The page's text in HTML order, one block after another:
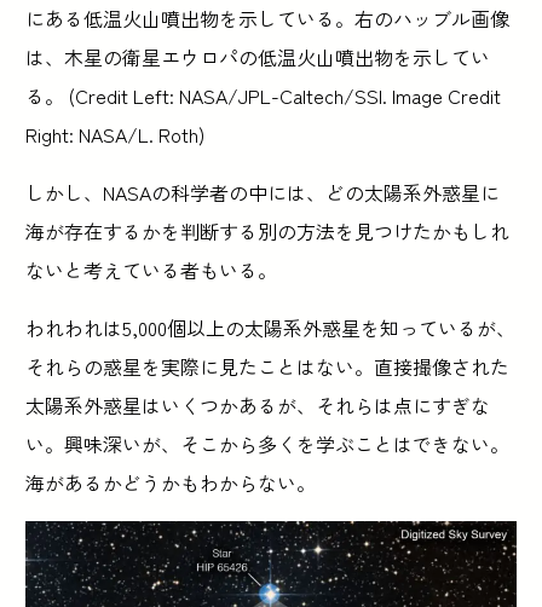
にある低温火山噴出物を示している。右のハッブル画像
は、木星の衛星エウロパの低温火山噴出物を示してい
る。 (Credit Left: NASA/JPL-Caltech/SSI. Image Credit
Right: NASA/L. Roth)
しかし、NASAの科学者の中には、どの太陽系外惑星に
海が存在するかを判断する別の方法を見つけたかもしれ
ないと考えている者もいる。
われわれは5,000個以上の太陽系外惑星を知っているが、
それらの惑星を実際に見たことはない。直接撮像された
太陽系外惑星はいくつかあるが、それらは点にすぎな
い。興味深いが、そこから多くを学ぶことはできない。
海があるかどうかもわからない。